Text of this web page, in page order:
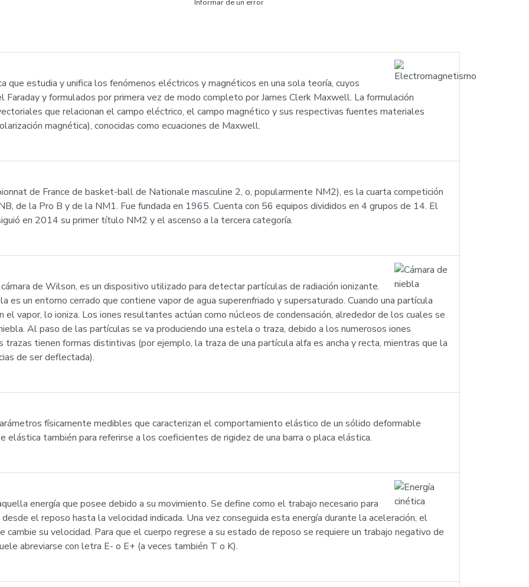
Informar de un error
que estudia y unifica los fenómenos eléctricos y magnéticos en una sola teoría, cuyos
y formulados por primera vez de modo completo por James Clerk Maxwell. La formulación
que relacionan el campo eléctrico, el campo magnético y sus respectivas fuentes materiales
magnética), conocidas como ecuaciones de Maxwell.
de France de basket-ball de Nationale masculine 2, o, popularmente NM2), es la cuarta competición
de la Pro B y de la NM1. Fue fundada en 1965. Cuenta con 56 equipos divididos en 4 grupos de 14. El
en 2014 su primer título NM2 y el ascenso a la tercera categoría.
de Wilson, es un dispositivo utilizado para detectar partículas de radiación ionizante.
es un entorno cerrado que contiene vapor de agua superenfriado y supersaturado. Cuando una partícula
el vapor, lo ioniza. Los iones resultantes actúan como núcleos de condensación, alrededor de los cuales se
Al paso de las partículas se va produciendo una estela o traza, debido a los numerosos iones
tienen formas distintivas (por ejemplo, la traza de una partícula alfa es ancha y recta, mientras que la
de ser deflectada).
físicamente medibles que caracterizan el comportamiento elástico de un sólido deformable
también para referirse a los coeficientes de rigidez de una barra o placa elástica.
energía que posee debido a su movimiento. Se define como el trabajo necesario para
el reposo hasta la velocidad indicada. Una vez conseguida esta energía durante la aceleración, el
cambie su velocidad. Para que el cuerpo regrese a su estado de reposo se requiere un trabajo negativo de
abreviarse con letra E- o E+ (a veces también T o K).